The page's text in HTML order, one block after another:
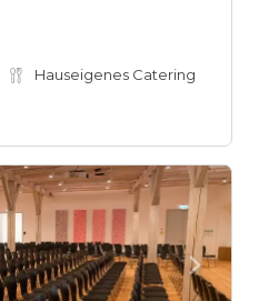
Hauseigenes Catering